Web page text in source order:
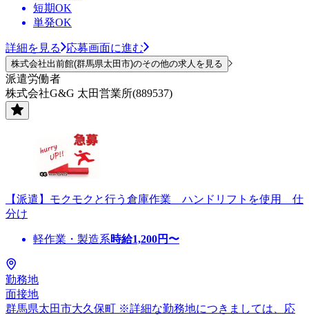
短期OK
単発OK
詳細を見る 応募画面に進む
株式会社出前館(群馬県太田市)のその他の求人を見る
派遣労働者
株式会社G&G 太田営業所(889537)
【派遣】モクモクと行う倉庫作業 ハンドリフトを使用 仕
分け
軽作業・製造系時給1,200円〜
勤務地
面接地
群馬県太田市大久保町 ※詳細な勤務地につきましては、応